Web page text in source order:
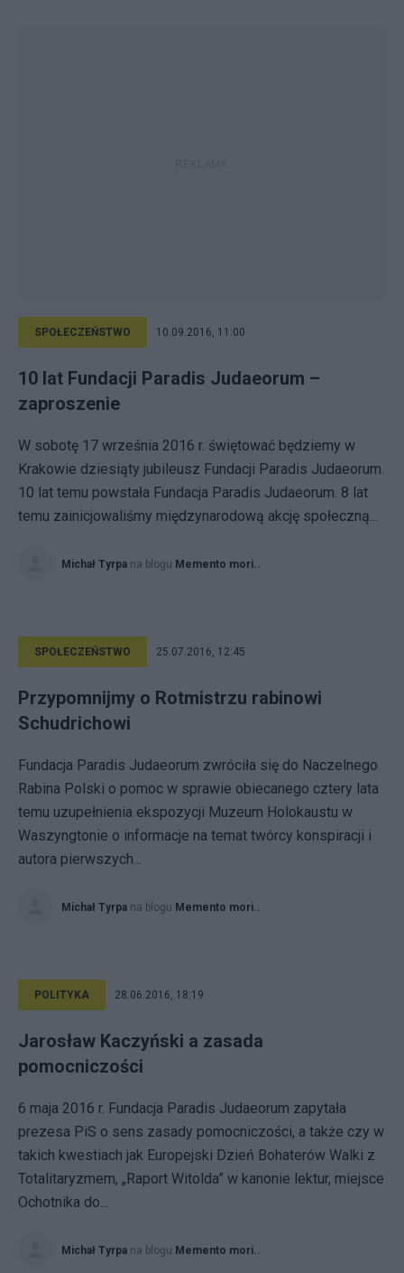
SPOŁECZEŃSTWO 10.09.2016, 11:00
10 lat Fundacji Paradis Judaeorum –
zaproszenie
W sobotę 17 września 2016 r. świętować będziemy w
Krakowie dziesiąty jubileusz Fundacji Paradis Judaeorum.
10 lat temu powstała Fundacja Paradis Judaeorum. 8 lat
temu zainicjowaliśmy międzynarodową akcję społeczną...
Michał Tyrpa na blogu Memento mori..
SPOŁECZEŃSTWO 25.07.2016, 12:45
Przypomnijmy o Rotmistrzu rabinowi
Schudrichowi
Fundacja Paradis Judaeorum zwróciła się do Naczelnego
Rabina Polski o pomoc w sprawie obiecanego cztery lata
temu uzupełnienia ekspozycji Muzeum Holokaustu w
Waszyngtonie o informacje na temat twórcy konspiracji i
autora pierwszych...
Michał Tyrpa na blogu Memento mori..
POLITYKA 28.06.2016, 18:19
Jarosław Kaczyński a zasada
pomocniczości
6 maja 2016 r. Fundacja Paradis Judaeorum zapytała
prezesa PiS o sens zasady pomocniczości, a także czy w
takich kwestiach jak Europejski Dzień Bohaterów Walki z
Totalitaryzmem, „Raport Witolda” w kanonie lektur, miejsce
Ochotnika do...
Michał Tyrpa na blogu Memento mori..